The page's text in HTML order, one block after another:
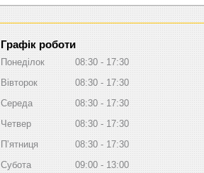
Графік роботи
Понеділок 08:30
17:30
Вівторок
08:30
17:30
Середа
08:30
17:30
Четвер
08:30
17:30
Пʼятниця
08:30
17:30
Субота
09:00
13:00